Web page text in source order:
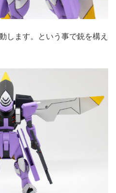
します。という事で銃を構え